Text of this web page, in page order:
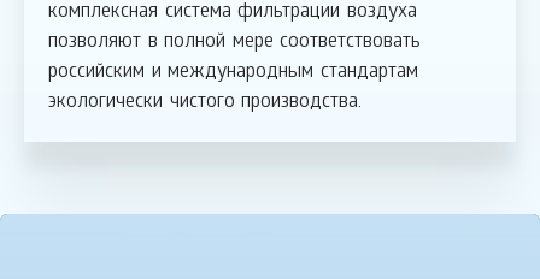
комплексная система фильтрации воздуха
позволяют в полной мере соответствовать
российским и международным стандартам
экологически чистого производства.